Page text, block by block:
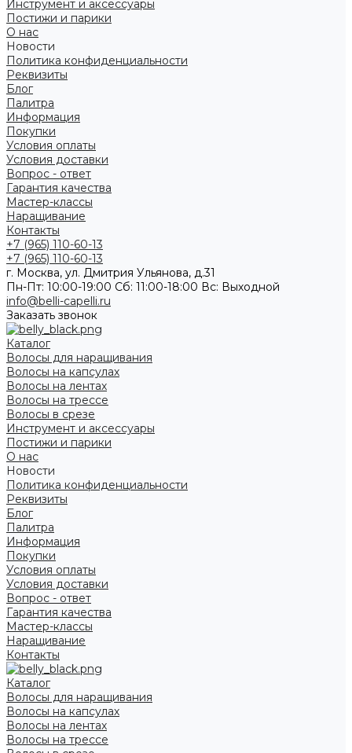
Инструмент и аксессуары
Постижи и парики
О нас
Новости
Политика конфиденциальности
Реквизиты
Блог
Палитра
Информация
Покупки
Условия оплаты
Условия доставки
Вопрос - ответ
Гарантия качества
Мастер-классы
Наращивание
Контакты
+7 (965) 110-60-13
+7 (965) 110-60-13
г. Москва, ул. Дмитрия Ульянова, д.31
Пн-Пт: 10:00-19:00 Cб: 11:00-18:00 Вс: Выходной
info@belli-capelli.ru
Заказать звонок
Каталог
Волосы для наращивания
Волосы на капсулах
Волосы на лентах
Волосы на трессе
Волосы в срезе
Инструмент и аксессуары
Постижи и парики
О нас
Новости
Политика конфиденциальности
Реквизиты
Блог
Палитра
Информация
Покупки
Условия оплаты
Условия доставки
Вопрос - ответ
Гарантия качества
Мастер-классы
Наращивание
Контакты
Каталог
Волосы для наращивания
Волосы на капсулах
Волосы на лентах
Волосы на трессе